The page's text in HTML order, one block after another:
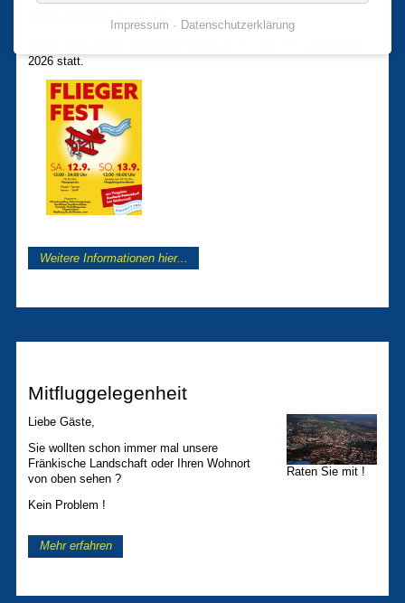
Fliegerfest 2026
2026 statt.
Weitere Informationen hier...
Mitfluggelegenheit
Raten Sie mit !
Liebe Gäste,
Sie wollten schon immer mal unsere
Fränkische Landschaft oder Ihren Wohnort
von oben sehen ?
Kein Problem !
Mehr erfahren
Impressum Datenschutzerklärung